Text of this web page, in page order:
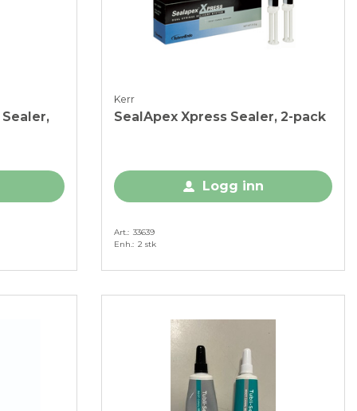
Kerr
SealApex Xpress Sealer, 2-pack
Logg inn
Art. 33639
Enh. 2 stk